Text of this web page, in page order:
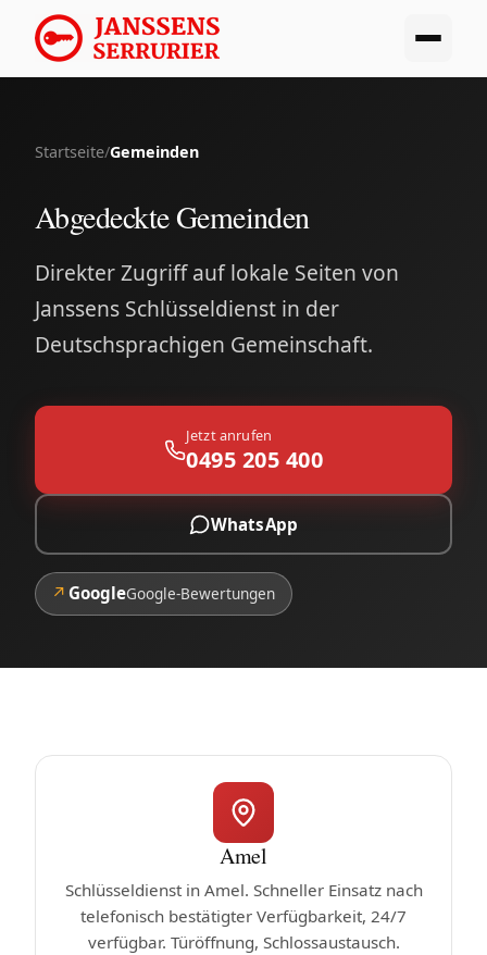
Startseite/Gemeinden
Abgedeckte Gemeinden
Direkter Zugriff auf lokale Seiten von
Janssens Schlüsseldienst in der
Deutschsprachigen Gemeinschaft.
Jetzt anrufen
0495 205 400
WhatsApp
↗ GoogleGoogle-Bewertungen
Amel
Schlüsseldienst in Amel. Schneller Einsatz nach
telefonisch bestätigter Verfügbarkeit, 24/7
verfügbar. Türöffnung, Schlossaustausch.